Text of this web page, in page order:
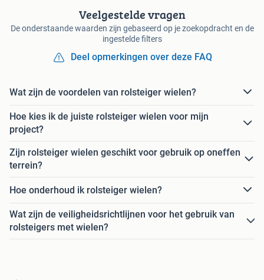
Veelgestelde vragen
De onderstaande waarden zijn gebaseerd op je zoekopdracht en de
ingestelde filters
Deel opmerkingen over deze FAQ
Wat zijn de voordelen van rolsteiger wielen?
Hoe kies ik de juiste rolsteiger wielen voor mijn
project?
Zijn rolsteiger wielen geschikt voor gebruik op oneffen
terrein?
Hoe onderhoud ik rolsteiger wielen?
Wat zijn de veiligheidsrichtlijnen voor het gebruik van
rolsteigers met wielen?